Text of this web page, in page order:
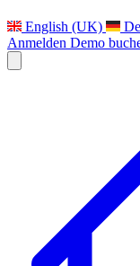
English (UK)
Anmelden Demo